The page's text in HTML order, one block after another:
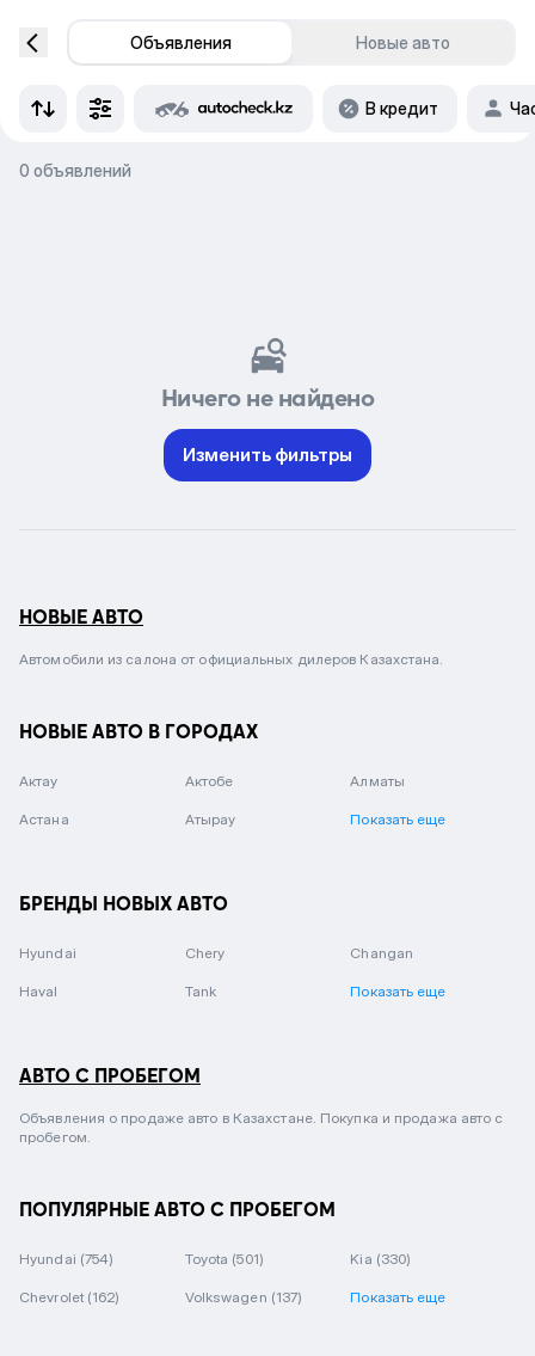
Объявления Новые авто
В кредит
0 объявлений
Ничего не найдено
Изменить фильтры
НОВЫЕ АВТО
Автомобили из салона от официальных дилеров Казахстана.
НОВЫЕ АВТО В ГОРОДАХ
Актау Актобе Алматы
Астана Атырау Показать еще
БРЕНДЫ НОВЫХ АВТО
Hyundai Chery Changan
Haval Tank Показать еще
АВТО С ПРОБЕГОМ
Объявления о продаже авто в Казахстане. Покупка и продажа авто с
пробегом.
ПОПУЛЯРНЫЕ АВТО С ПРОБЕГОМ
Hyundai (754) Toyota (501) Kia (330)
Chevrolet (162) Volkswagen (137) Показать еще